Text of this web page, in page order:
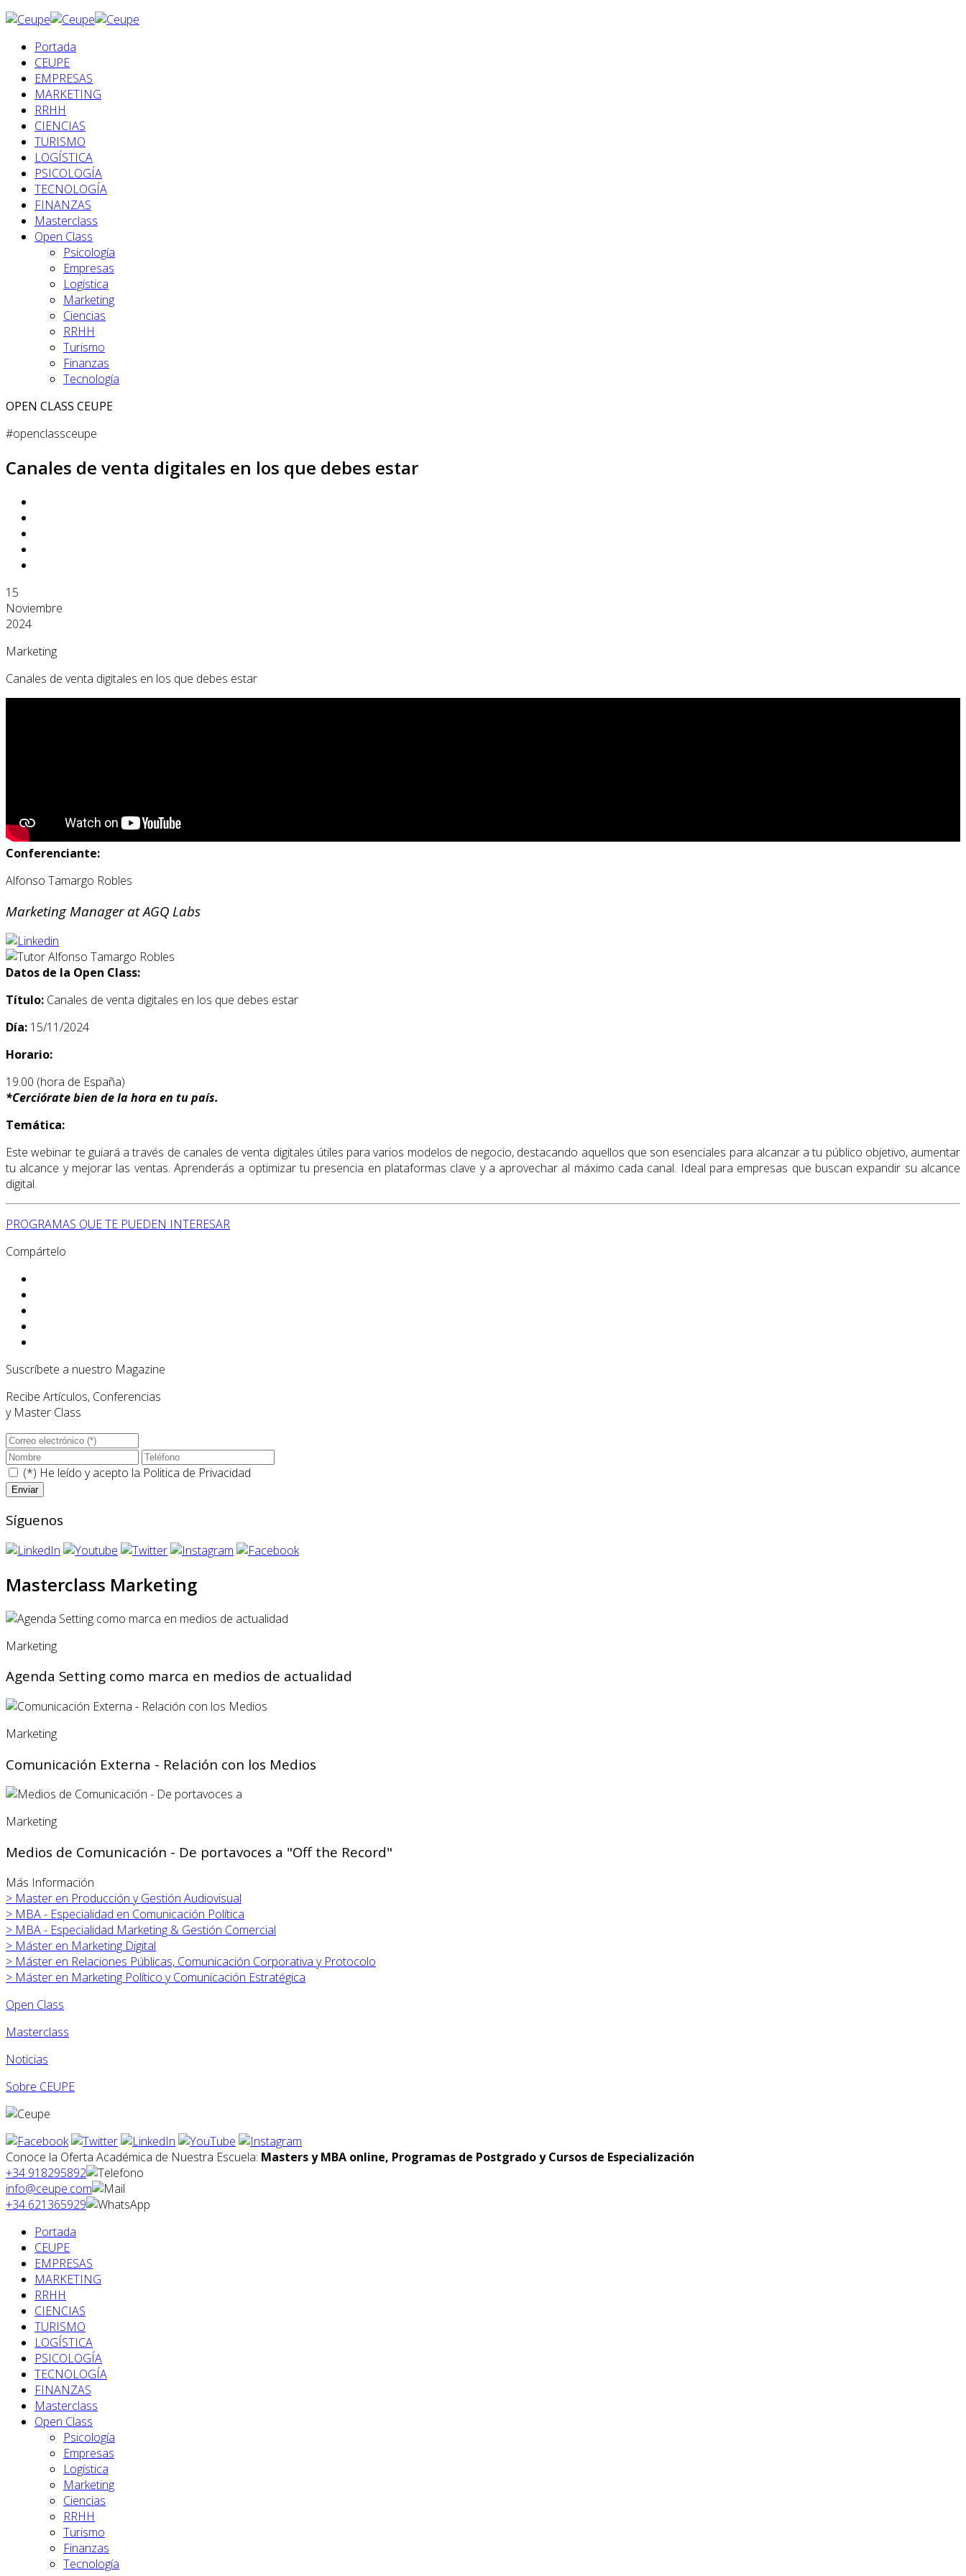
Portada
CEUPE
EMPRESAS
MARKETING
RRHH
CIENCIAS
TURISMO
LOGÍSTICA
PSICOLOGÍA
TECNOLOGÍA
FINANZAS
Masterclass
Open Class
Psicología
Empresas
Logística
Marketing
Ciencias
RRHH
Turismo
Finanzas
Tecnología
OPEN CLASS CEUPE
#openclassceupe
Canales de venta digitales en los que debes estar
15
Noviembre
2024
Marketing
Canales de venta digitales en los que debes estar
Conferenciante:
Alfonso Tamargo Robles
Marketing Manager at AGQ Labs
Datos de la Open Class:
Título: Canales de venta digitales en los que debes estar
Día: 15/11/2024
Horario:
19.00 (hora de España)
*Cerciórate bien de la hora en tu país.
Temática:
Este webinar te guiará a través de canales de venta digitales útiles para varios modelos de negocio, destacando aquellos que son esenciales para alcanzar a tu público objetivo, aumentar
tu alcance y mejorar las ventas. Aprenderás a optimizar tu presencia en plataformas clave y a aprovechar al máximo cada canal. Ideal para empresas que buscan expandir su alcance
digital.
PROGRAMAS QUE TE PUEDEN INTERESAR
Compártelo
Suscríbete a nuestro Magazine
Recibe Artículos, Conferencias
y Master Class
(*) He leído y acepto la Politica de Privacidad
Síguenos
Masterclass Marketing
Marketing
Agenda Setting como marca en medios de actualidad
Marketing
Comunicación Externa - Relación con los Medios
Marketing
Medios de Comunicación - De portavoces a "Off the Record"
Más Información
> Master en Producción y Gestión Audiovisual
> MBA - Especialidad en Comunicación Política
> MBA - Especialidad Marketing & Gestión Comercial
> Máster en Marketing Digital
> Máster en Relaciones Públicas, Comunicación Corporativa y Protocolo
> Máster en Marketing Político y Comunicación Estratégica
Open Class
Masterclass
Noticias
Sobre CEUPE
Conoce la Oferta Académica de Nuestra Escuela: Masters y MBA online, Programas de Postgrado y Cursos de Especialización
+34 918295892
info@ceupe.com
+34 621365929
Portada
CEUPE
EMPRESAS
MARKETING
RRHH
CIENCIAS
TURISMO
LOGÍSTICA
PSICOLOGÍA
TECNOLOGÍA
FINANZAS
Masterclass
Open Class
Psicología
Empresas
Logística
Marketing
Ciencias
RRHH
Turismo
Finanzas
Tecnología